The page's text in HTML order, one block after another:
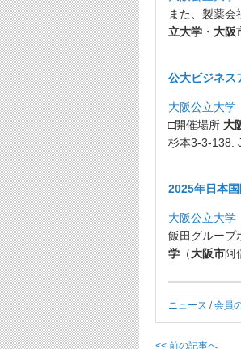
また、 製薬会
立大学 ・ 大阪
公大ビジネス
大阪公立大学
□開催場所 大
杉本3-3-138.
2025年日本
大阪公立大学
飯田グループ
学 （大阪市阿
ニュース /会員
<< 前の記事へ